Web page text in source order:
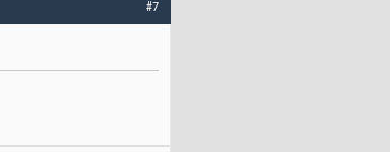
#7